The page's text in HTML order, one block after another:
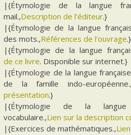
|{Étymologie de la langue
mail.,Description de l’éditeur.}
|{Étymologie de la langue
des mots.,Références de l’ouvrage.}
|{Étymologie de la langue
de ce livre. Disponible sur internet.}
|{Étymologie de la langue
de la famille indo-européenne.,
présentation.}
|{Étymologie de la langue
vocabulaire.,Lien sur la description
|{Exercices de mathématiques.,